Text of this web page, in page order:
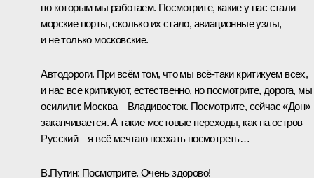
по которым мы работаем. Посмотрите, какие у нас стали
морские порты, сколько их стало, авиационные узлы,
и не только московские.
Автодороги. При всём том, что мы всё‑таки критикуем всех,
и нас все критикуют, естественно, но посмотрите, дорога, мы
осилили: Москва – Владивосток. Посмотрите, сейчас «Дон»
заканчивается. А такие мостовые переходы, как на остров
Русский – я всё мечтаю поехать посмотреть…
В.Путин: Посмотрите. Очень здорово!